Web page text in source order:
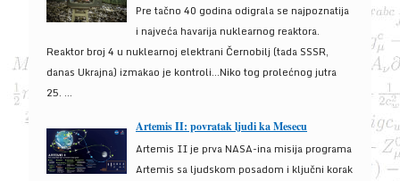
Pre tačno 40 godina odigrala se najpoznatija
i najveća havarija nuklearnog reaktora.
Reaktor broj 4 u nuklearnoj elektrani Černobilj (tada SSSR,
danas Ukrajna) izmakao je kontroli...Niko tog prolećnog jutra
25. ...
Artemis II: povratak ljudi ka Mesecu
Artemis II je prva NASA-ina misija programa
Artemis sa ljudskom posadom i ključni korak